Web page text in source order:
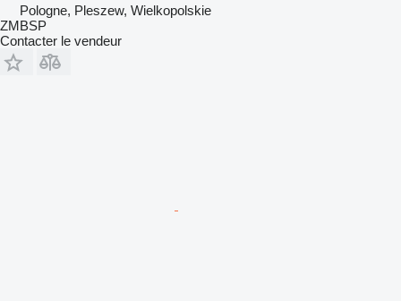
Pologne, Pleszew, Wielkopolskie
ZMBSP
Contacter le vendeur